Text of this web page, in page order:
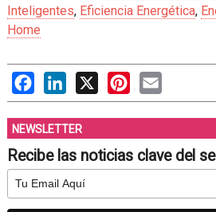
Inteligentes, Eficiencia Energética,
Home
FacebookLinkedIn
X PinterestEmail
NEWSLETTER
Recibe las noticias clave del